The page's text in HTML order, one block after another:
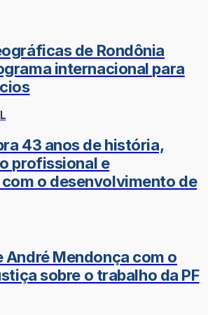
de Rondônia
internacional para
43 anos de história,
profissional e
o desenvolvimento de
André Mendonça com o
sobre o trabalho da PF